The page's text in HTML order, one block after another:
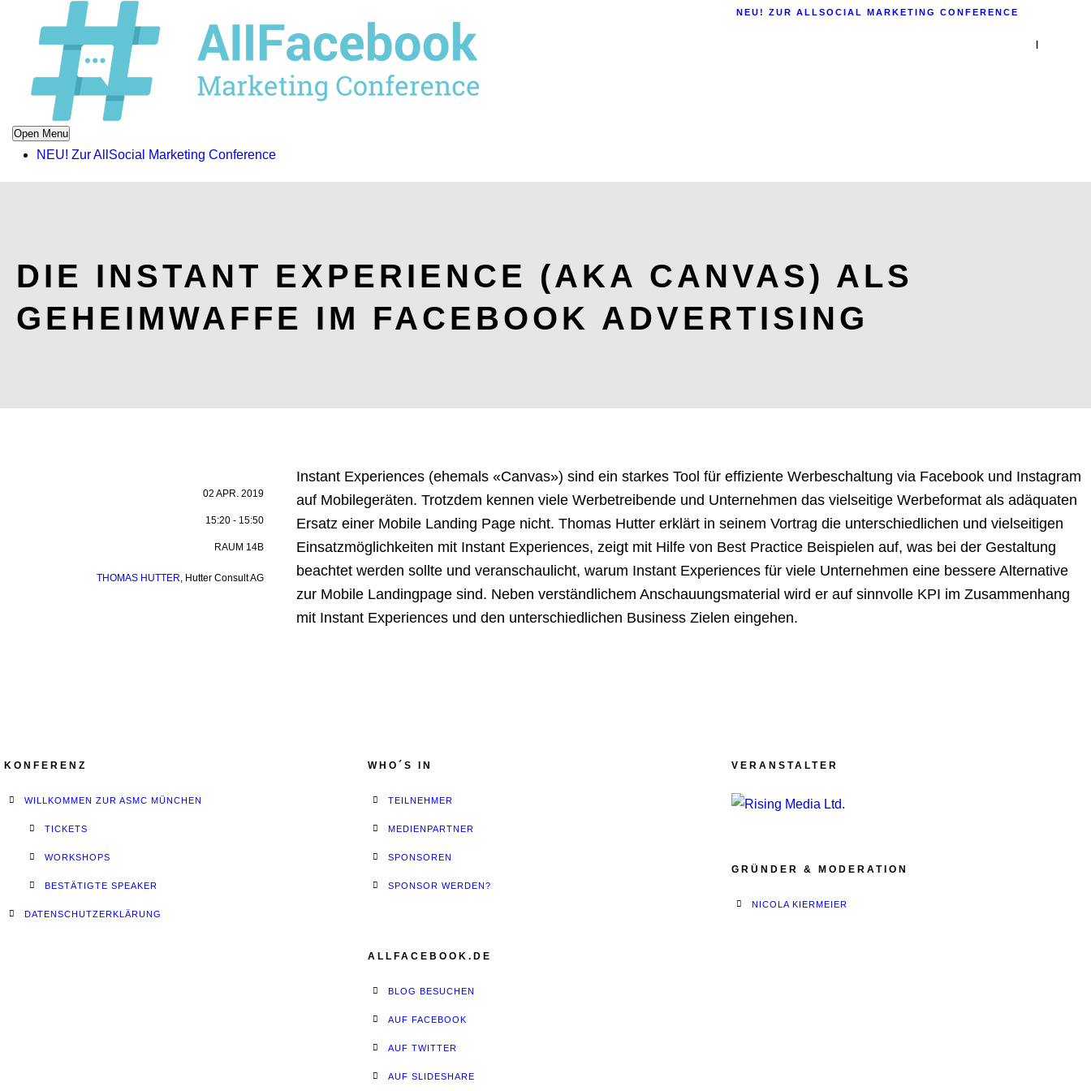
Open Menu
NEU! Zur AllSocial Marketing Conference
NEU! ZUR ALLSOCIAL MARKETING CONFERENCE
|
DIE INSTANT EXPERIENCE (AKA CANVAS) ALS
GEHEIMWAFFE IM FACEBOOK ADVERTISING
02 APR. 2019
15:20 - 15:50
RAUM 14B
THOMAS HUTTER, Hutter Consult AG
Instant Experiences (ehemals «Canvas») sind ein starkes Tool für effiziente Werbeschaltung via Facebook und Instagram
auf Mobilegeräten. Trotzdem kennen viele Werbetreibende und Unternehmen das vielseitige Werbeformat als adäquaten
Ersatz einer Mobile Landing Page nicht. Thomas Hutter erklärt in seinem Vortrag die unterschiedlichen und vielseitigen
Einsatzmöglichkeiten mit Instant Experiences, zeigt mit Hilfe von Best Practice Beispielen auf, was bei der Gestaltung
beachtet werden sollte und veranschaulicht, warum Instant Experiences für viele Unternehmen eine bessere Alternative
zur Mobile Landingpage sind. Neben verständlichem Anschauungsmaterial wird er auf sinnvolle KPI im Zusammenhang
mit Instant Experiences und den unterschiedlichen Business Zielen eingehen.
KONFERENZ
WILLKOMMEN ZUR ASMC MÜNCHEN
TICKETS
WORKSHOPS
BESTÄTIGTE SPEAKER
DATENSCHUTZERKLÄRUNG
WHO´S IN
TEILNEHMER
MEDIENPARTNER
SPONSOREN
SPONSOR WERDEN?
ALLFACEBOOK.DE
BLOG BESUCHEN
AUF FACEBOOK
AUF TWITTER
AUF SLIDESHARE
VERANSTALTER
GRÜNDER & MODERATION
NICOLA KIERMEIER